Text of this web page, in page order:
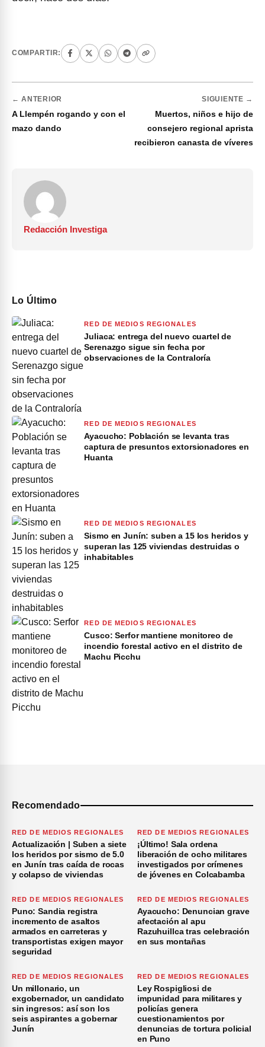
COMPARTIR:
← ANTERIOR
A Llempén rogando y con el
mazo dando
SIGUIENTE →
Muertos, niños e hijo de
consejero regional aprista
recibieron canasta de víveres
Redacción Investiga
Lo Último
RED DE MEDIOS REGIONALES
Juliaca: entrega del nuevo cuartel de
Serenazgo sigue sin fecha por
observaciones de la Contraloría
RED DE MEDIOS REGIONALES
Ayacucho: Población se levanta tras
captura de presuntos extorsionadores en
Huanta
RED DE MEDIOS REGIONALES
Sismo en Junín: suben a 15 los heridos y
superan las 125 viviendas destruidas o
inhabitables
RED DE MEDIOS REGIONALES
Cusco: Serfor mantiene monitoreo de
incendio forestal activo en el distrito de
Machu Picchu
Recomendado
RED DE MEDIOS REGIONALES
Actualización | Suben a siete
los heridos por sismo de 5.0
en Junín tras caída de rocas
y colapso de viviendas
RED DE MEDIOS REGIONALES
¡Último! Sala ordena
liberación de ocho militares
investigados por crímenes
de jóvenes en Colcabamba
RED DE MEDIOS REGIONALES
Puno: Sandia registra
incremento de asaltos
armados en carreteras y
transportistas exigen mayor
seguridad
RED DE MEDIOS REGIONALES
Ayacucho: Denuncian grave
afectación al apu
Razuhuillca tras celebración
en sus montañas
RED DE MEDIOS REGIONALES
Un millonario, un
exgobernador, un candidato
sin ingresos: así son los
seis aspirantes a gobernar
Junín
RED DE MEDIOS REGIONALES
Ley Rospigliosi de
impunidad para militares y
policías genera
cuestionamientos por
denuncias de tortura policial
en Puno